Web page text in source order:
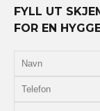
FYLL UT
FOR EN